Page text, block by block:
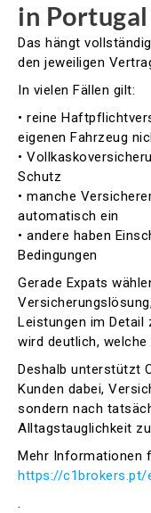
in
Das hängt
den jeweiligen
In vielen Fällen gilt:
• reine
eigenen Fahrzeug
•
Schutz
• manche
automatisch ein
• andere haben
Bedingungen
Gerade Expats
Leistungen im Detail
wird deutlich,
Deshalb unterstützt
Kunden dabei,
sondern nach
Alltagstauglichkeit
Mehr Informationen
https://
.